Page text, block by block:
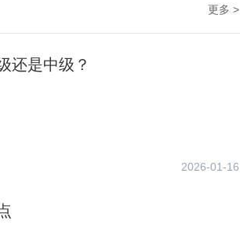
更多 >
还是中级？
2026-01-16